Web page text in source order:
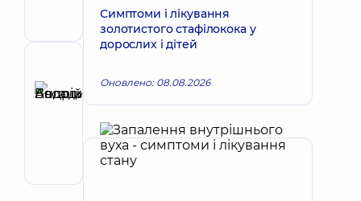
Алерголог;
Отоларинголог
дитячий
Басацький
Андрій
Володимирович
Хірург
ендоваскулярний
Симптоми і лікування
золотистого стафілокока у
дорослих і дітей
Оновлено: 08.08.2026